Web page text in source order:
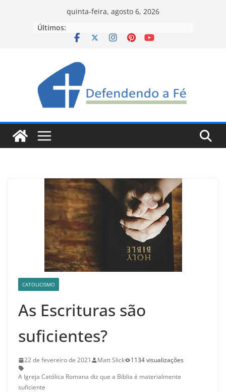
quinta-feira, agosto 6, 2026
Últimos:
CATOLICISMO
As Escrituras são
suficientes?
22 de fevereiro de 2021 Matt Slick
1134 visualizações
A Igreja Católica Romana diz que a Bíblia é materialmente
suficiente